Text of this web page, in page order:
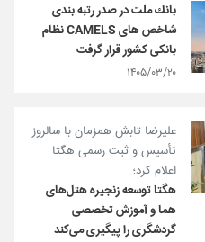
بانك ملت در صدر رتبه بندی
شاخص های CAMELS نظام
بانكی كشور قرار گرفت
۱۴۰۵/۰۳/۲۰
علیرضا تابش همزمان با سالروز
تأسیس و ثبت رسمی هگتا
اعلام کرد؛
هگتا توسعه زنجیره هتل‌های
هما و آموزش تخصصی
گردشگری را پیگیری می‌کند